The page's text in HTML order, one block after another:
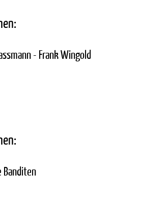
- Frank Wingold
Banditen